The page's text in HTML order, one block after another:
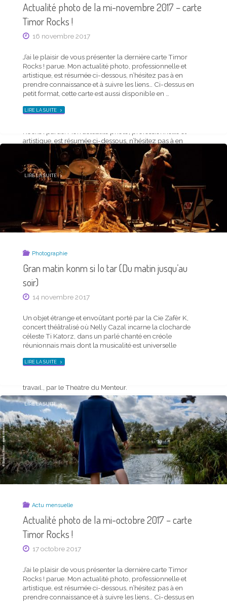
Actu mensuelle
Actualité photo de la mi-février 2019 – carte
Timor Rocks !
artistique, est résumée ci-dessous, n’hésitez pas à en
prendre connaissance et à suivre les liens… Ci-dessus en
petit format, cette carte est aussi disponible en …
LIRE LA SUITE"ACTUALITÉ
PHOTO
DE
LA
MI-
FÉVRIER
2019
–
CARTE
TIMOR
ROCKS !"
Communication graphique,Focus réalisations,Photographie
51 mots pour dire la sueur
18 février 2019
travail., par le Théâtre du Menteur.
LIRE LA SUITE"51
MOTS
POUR
DIRE
LA
SUEUR"
Actu mensuelle
Timor Rocks !
17 janvier 2019
Actualité photo de la mi-novembre 2017 – carte
Timor Rocks !
16 novembre 2017
J’ai le plaisir de vous présenter la dernière carte Timor
Rocks ! parue. Mon actualité photo, professionnelle et
artistique, est résumée ci-dessous, n’hésitez pas à en
prendre connaissance et à suivre les liens… Ci-dessus en
petit format, cette carte est aussi disponible en …
LIRE LA SUITE"ACTUALITÉ
PHOTO
NOVEMBRE
2017
–
CARTE
TIMOR
ROCKS !"
Photographie
Gran matin konm si lo tar (Du matin jusqu’au
soir)
14 novembre 2017
Un objet étrange et envoûtant porté par la Cie Zafèr K,
concert théâtralisé où Nelly Cazal incarne la clocharde
céleste Ti Katorz, dans un parlé chanté en créole
réunionnais mais dont la musicalité est universelle
LIRE LA SUITE"GRAN
MATIN
TAR (DU
JUSQU’AU
SOIR)"
Actu mensuelle
Actualité photo de la mi-octobre 2017 – carte
Timor Rocks !
17 octobre 2017
J’ai le plaisir de vous présenter la dernière carte Timor
Rocks ! parue. Mon actualité photo, professionnelle et
artistique, est résumée ci-dessous, n’hésitez pas à en
prendre connaissance et à suivre les liens… Ci-dessus en